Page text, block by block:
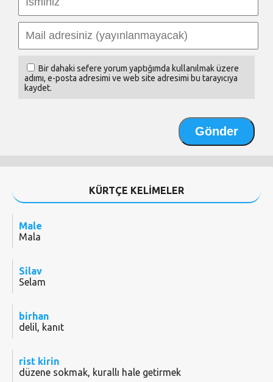
Bir dahaki sefere yorum yaptığımda kullanılmak üzere
adımı, e-posta adresimi ve web site adresimi bu tarayıcıya
kaydet.
KÜRTÇE KELİMELER
Male
Mala
Silav
Selam
birhan
delil, kanıt
rist kirin
düzene sokmak, kurallı hale getirmek